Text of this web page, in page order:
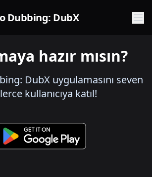
Dubbing: DubX
hazır mısın?
DubX uygulamasını seven
kullanıcıya katıl!